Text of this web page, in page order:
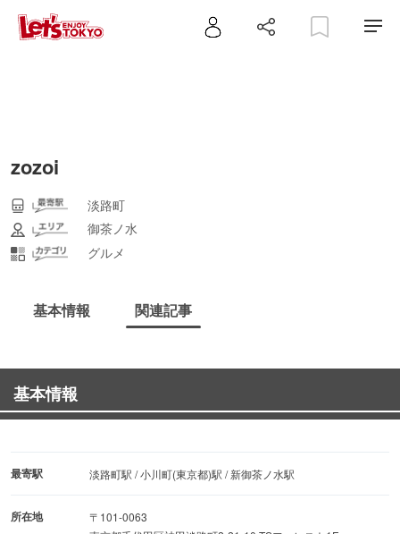
zozoi
淡路町
御茶ノ水
グルメ
基本情報 関連記事
基本情報
最寄駅 淡路町駅 / 小川町(東京都)駅 / 新御茶ノ水駅
所在地
〒101-0063